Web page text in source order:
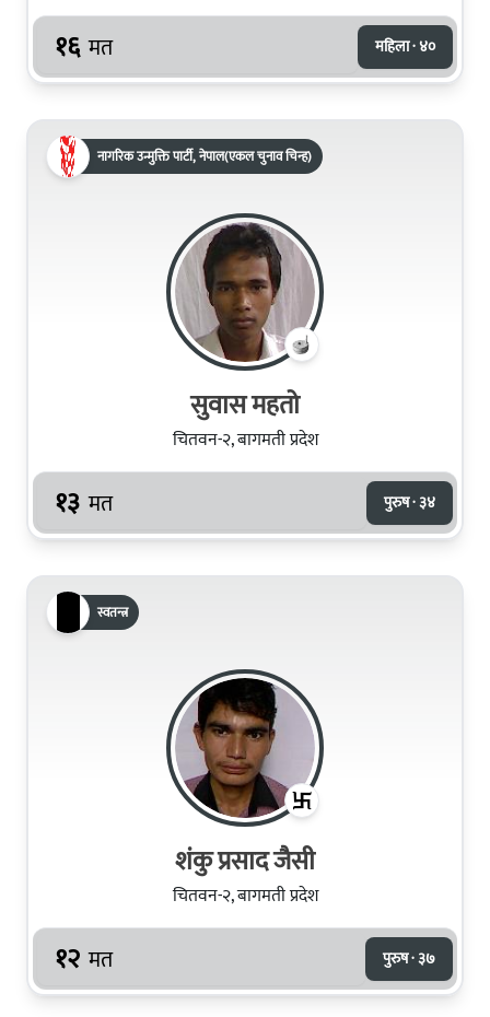
१६ मत महिला · ४०
नागरिक उन्मुक्ति पार्टी, नेपाल(एकल चुनाव चिन्ह)
सुवास महतो
चितवन-२, बागमती प्रदेश
१३ मत पुरुष · ३४
स्वतन्त्र
शंकु प्रसाद जैसी
चितवन-२, बागमती प्रदेश
१२ मत पुरुष · ३७